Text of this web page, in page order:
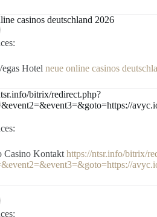
casinos deutschland 2026
Hotel neue online casinos
bitrix/redirect.php?
Casino Kontakt https://ntsr.info/bitrix/